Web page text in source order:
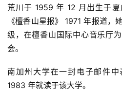
荒川于 1959 年 12 月出生于
《檀香山星报》 1971 年报道，
级，在檀香山国际中心音乐厅
会。
南加州大学在一封电子邮件
1983 年就读于该大学。